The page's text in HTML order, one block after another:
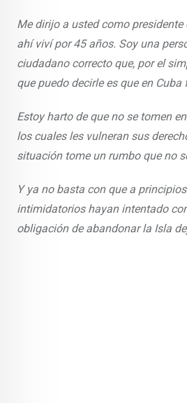
Me dirijo a usted como
ahí viví por 45 años. Soy una
ciudadano correcto que, por el
que puedo decirle es que en
Estoy harto de que no se tomen
los cuales les vulneran sus
situación tome un rumbo que no
Y ya no basta con que a
intimidatorios hayan intentado
obligación de abandonar la Isla